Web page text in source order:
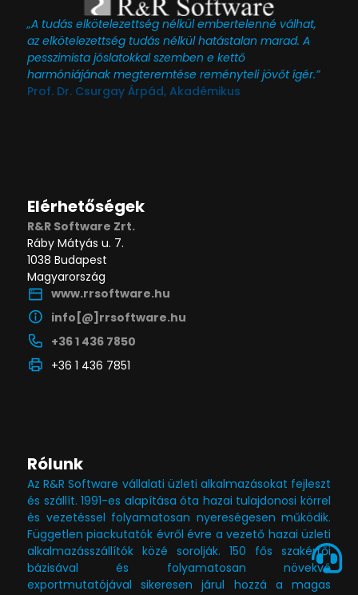
„A tudás elkötelezettség nélkül embertelenné válhat,
az elkötelezettség tudás nélkül hatástalan marad. A
pesszimista jóslatokkal szemben e kettő
harmóniájának megteremtése reményteli jövőt ígér.”
Prof. Dr. Csurgay Árpád, Akadémikus
Elérhetőségek
R&R Software Zrt.
Ráby Mátyás u. 7.
1038 Budapest
Magyarország
www.rrsoftware.hu
info[@]rrsoftware.hu
+36 1 436 7850
+36 1 436 7851
Rólunk
Az R&R Software vállalati üzleti alkalmazásokat fejleszt
és szállít. 1991-es alapítása óta hazai tulajdonosi körrel
és vezetéssel folyamatosan nyereségesen működik.
Független piackutatók évről évre a vezető hazai üzleti
alkalmazásszállítók közé sorolják. 150 fős szakértői
bázisával és folyamatosan növekvő
exportmutatójával sikeresen járul hozzá a magas